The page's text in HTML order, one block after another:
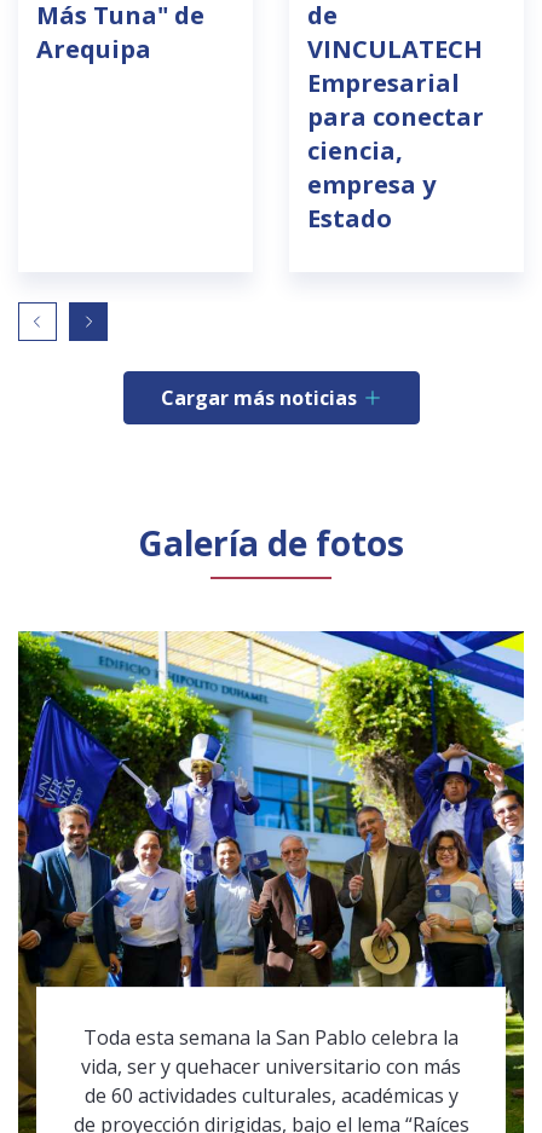
Más Tuna" de
Arequipa
de
VINCULATECH
Empresarial
para conectar
ciencia,
empresa y
Estado
Cargar más noticias
Galería de fotos
Toda esta semana la San Pablo celebra la
vida, ser y quehacer universitario con más
de 60 actividades culturales, académicas y
de proyección dirigidas, bajo el lema “Raíces